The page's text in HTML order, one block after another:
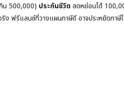
น 500,000) ประกันชีวิต ลดหย่อนได้
ง ฟรีแลนซ์ที่วางแผนภาษีดี อาจประหยัดภาษี